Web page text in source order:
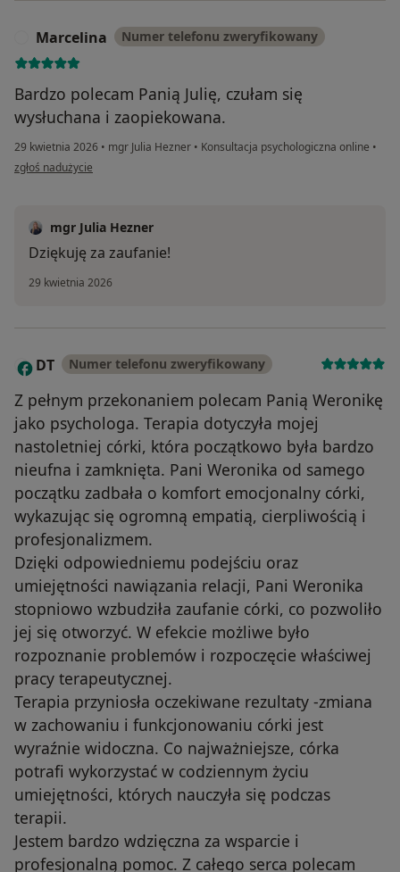
Marcelina Numer telefonu zweryfikowany
Bardzo polecam Panią Julię, czułam się
wysłuchana i zaopiekowana.
29 kwietnia 2026 • mgr Julia Hezner • Konsultacja psychologiczna online •
w opinii użytkownika Marcelina
zgłoś nadużycie
mgr Julia Hezner
Dziękuję za zaufanie!
29 kwietnia 2026
D DT Numer telefonu zweryfikowany
Z pełnym przekonaniem polecam Panią Weronikę
jako psychologa. Terapia dotyczyła mojej
nastoletniej córki, która początkowo była bardzo
nieufna i zamknięta. Pani Weronika od samego
początku zadbała o komfort emocjonalny córki,
wykazując się ogromną empatią, cierpliwością i
profesjonalizmem.
Dzięki odpowiedniemu podejściu oraz
umiejętności nawiązania relacji, Pani Weronika
stopniowo wzbudziła zaufanie córki, co pozwoliło
jej się otworzyć. W efekcie możliwe było
rozpoznanie problemów i rozpoczęcie właściwej
pracy terapeutycznej.
Terapia przyniosła oczekiwane rezultaty -zmiana
w zachowaniu i funkcjonowaniu córki jest
wyraźnie widoczna. Co najważniejsze, córka
potrafi wykorzystać w codziennym życiu
umiejętności, których nauczyła się podczas
terapii.
Jestem bardzo wdzięczna za wsparcie i
profesjonalną pomoc. Z całego serca polecam